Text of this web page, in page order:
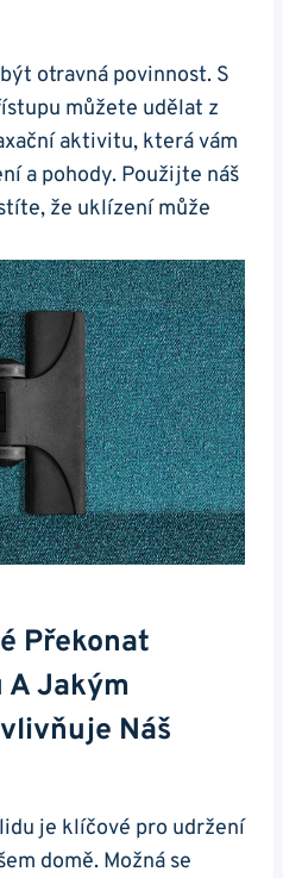
otravná povinnost. S
můžete udělat z
aktivitu, která vám
a pohody. Použijte náš
že uklízení může
Překonat
Jakým
Náš
je klíčové pro udržení
domě. Možná se